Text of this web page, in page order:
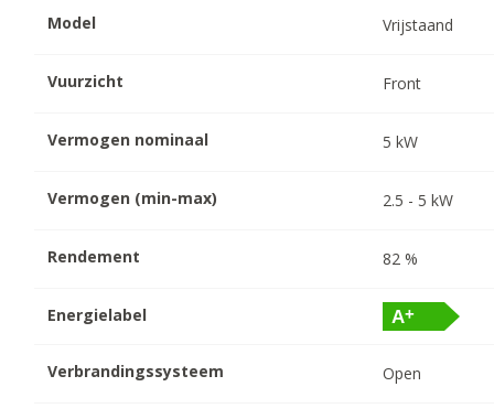
Model Vrijstaand
Vuurzicht Front
Vermogen nominaal 5 kW
Vermogen (min-max) 2.5 - 5 kW
Rendement 82 %
Energielabel
Verbrandingssysteem Open